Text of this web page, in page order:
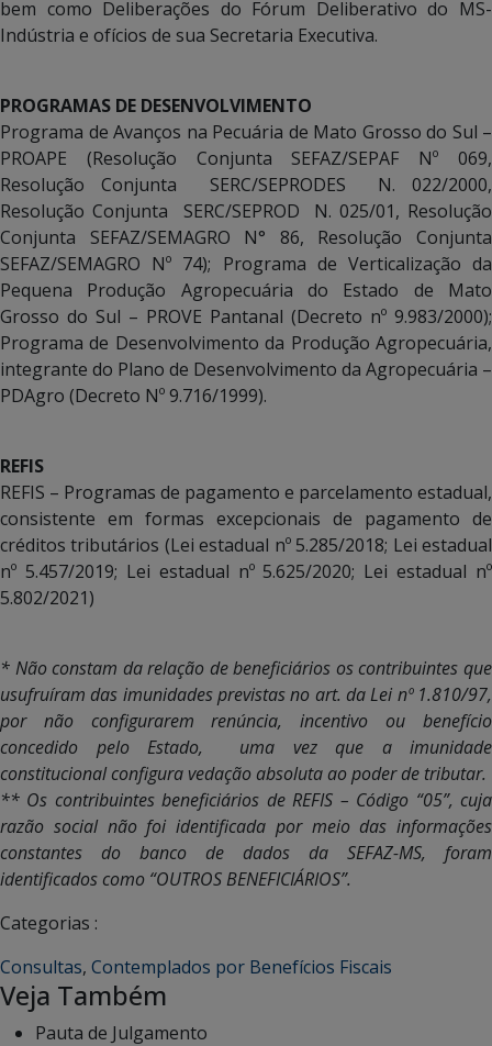
bem como Deliberações do Fórum Deliberativo do MS-
Indústria e ofícios de sua Secretaria Executiva.
PROGRAMAS DE DESENVOLVIMENTO
Programa de Avanços na Pecuária de Mato Grosso do Sul –
PROAPE (Resolução Conjunta SEFAZ/SEPAF Nº 069,
Resolução Conjunta SERC/SEPRODES N. 022/2000,
Resolução Conjunta SERC/SEPROD N. 025/01, Resolução
Conjunta SEFAZ/SEMAGRO N° 86, Resolução Conjunta
SEFAZ/SEMAGRO Nº 74); Programa de Verticalização da
Pequena Produção Agropecuária do Estado de Mato
Grosso do Sul – PROVE Pantanal (Decreto nº 9.983/2000);
Programa de Desenvolvimento da Produção Agropecuária,
integrante do Plano de Desenvolvimento da Agropecuária –
PDAgro (Decreto Nº 9.716/1999).
REFIS
REFIS – Programas de pagamento e parcelamento estadual,
consistente em formas excepcionais de pagamento de
créditos tributários (Lei estadual nº 5.285/2018; Lei estadual
nº 5.457/2019; Lei estadual nº 5.625/2020; Lei estadual nº
5.802/2021)
* Não constam da relação de beneficiários os contribuintes que
usufruíram das imunidades previstas no art. da Lei nº 1.810/97,
por não configurarem renúncia, incentivo ou benefício
concedido pelo Estado, uma vez que a imunidade
constitucional configura vedação absoluta ao poder de tributar.
** Os contribuintes beneficiários de REFIS – Código “05”, cuja
razão social não foi identificada por meio das informações
constantes do banco de dados da SEFAZ-MS, foram
identificados como “OUTROS BENEFICIÁRIOS”.
Categorias :
Consultas, Contemplados por Benefícios Fiscais
Veja Também
Pauta de Julgamento